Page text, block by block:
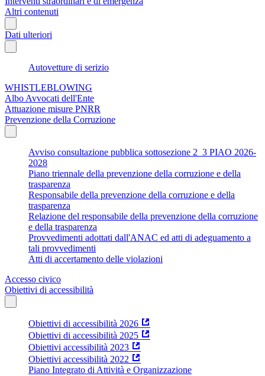
Altri contenuti
Dati ulteriori
Autovetture di serizio
WHISTLEBLOWING
Albo Avvocati dell'Ente
Attuazione misure PNRR
Prevenzione della Corruzione
Avviso consultazione pubblica sottosezione 2_3 PIAO 2026-
2028
Piano triennale della prevenzione della corruzione e della
trasparenza
Responsabile della prevenzione della corruzione e della
trasparenza
Relazione del responsabile della prevenzione della corruzione
e della trasparenza
Provvedimenti adottati dall'ANAC ed atti di adeguamento a
tali provvedimenti
Atti di accertamento delle violazioni
Accesso civico
Obiettivi di accessibilità
Obiettivi di accessibilità 2026
Obiettivi di accessibilità 2025
Obiettivi accessibilità 2023
Obiettivi accessibilità 2022
Piano Integrato di Attività e Organizzazione